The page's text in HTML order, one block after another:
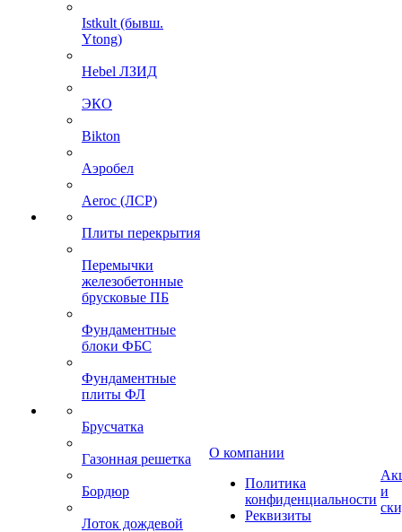
Istkult (бывш.
Ytong)
Hebel ЛЗИД
ЭКО
Bikton
Аэробел
Aeroc (ЛСР)
Плиты перекрытия
Перемычки
железобетонные
брусковые ПБ
Фундаментные
блоки ФБС
Фундаментные
плиты ФЛ
Брусчатка
Газонная решетка
Бордюр
Лоток дождевой
О компании
Политика
конфиденциальности
Реквизиты
и